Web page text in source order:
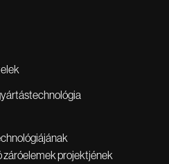
projektjének